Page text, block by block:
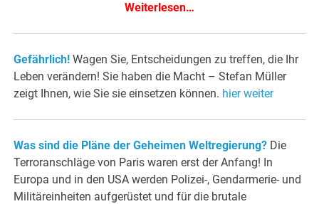
Weiterlesen…
Gefährlich! Wagen Sie, Entscheidungen zu treffen, die Ihr
Leben verändern! Sie haben die Macht – Stefan Müller
zeigt Ihnen, wie Sie sie einsetzen können. hier weiter
Was sind die Pläne der Geheimen Weltregierung? Die
Terroranschläge von Paris waren erst der Anfang! In
Europa und in den USA werden Polizei-, Gendarmerie- und
Militäreinheiten aufgerüstet und für die brutale